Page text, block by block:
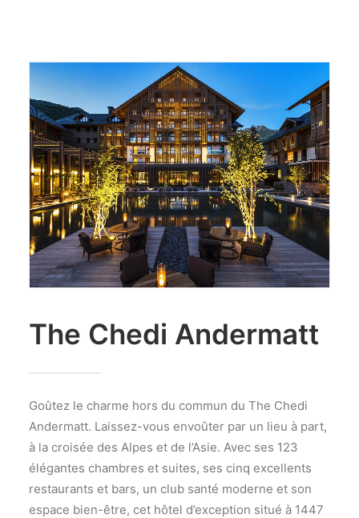
The Chedi Andermatt
Goûtez le charme hors du commun du The Chedi
Andermatt. Laissez-vous envoûter par un lieu à part,
à la croisée des Alpes et de l’Asie. Avec ses 123
élégantes chambres et suites, ses cinq excellents
restaurants et bars, un club santé moderne et son
espace bien-être, cet hôtel d’exception situé à 1447